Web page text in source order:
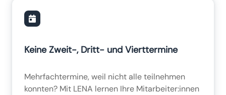
Keine Zweit-, Dritt- und Vierttermine
Mehrfachtermine, weil nicht alle teilnehmen
konnten? Mit LENA lernen Ihre Mitarbeiter:innen